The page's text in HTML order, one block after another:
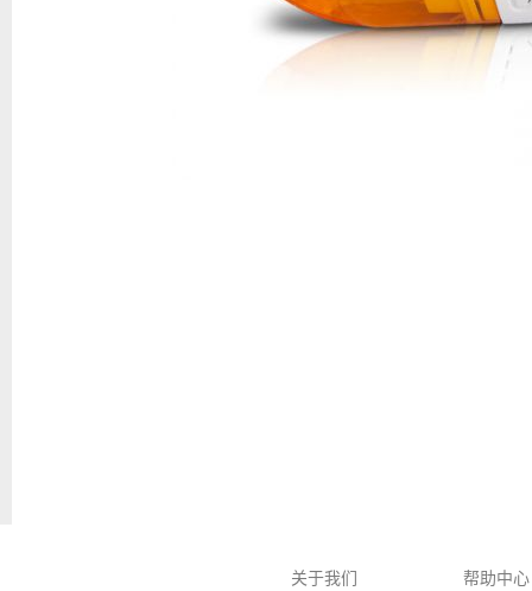
关于我们 帮助中心